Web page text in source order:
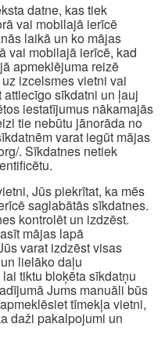
datne, kas tiek
vai mobilajā ierīcē
laikā un ko mājas
vai mobilajā ierīcē, kad
apmeklējuma reizē
izcelsmes vietni vai
sīkdatni un ļauj
iestatījumus nākamajās
tie nebūtu jānorāda no
varat iegūt mājas
. Sīkdatnes netiek
Jūs piekrītat, ka mēs
saglabātās sīkdatnes.
kontrolēt un izdzēst.
mājas lapā
varat izdzēst visas
lielāko daļu
tiktu bloķēta sīkdatņu
Jums manuāli būs
tīmekļa vietni,
daži pakalpojumi un